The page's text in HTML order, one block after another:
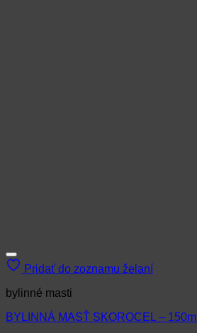
Pridať do zoznamu želaní
bylinné masti
BYLINNÁ MASŤ SKOROCEL – 150ml